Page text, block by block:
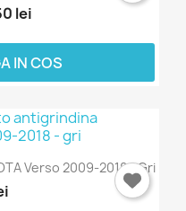
lei
IN COS
Verso 2009-2018 - Gri